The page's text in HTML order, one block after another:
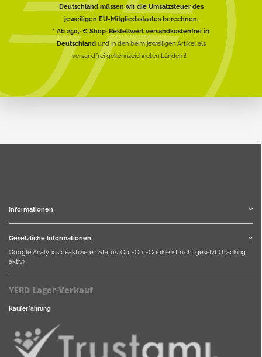
Deutschland müssen wir die Umsatzsteuer des
jeweiligen EU-Mitgliedsstaates berechnen.
* Ab 250,-€ Shop-Bestellwert versandkostenfrei in
Deutschlandund in den beim jeweiligen Artikel als
versandfrei gekennzeichneten Ländern!
Informationen
Gesetzliche Informationen
Google Analytics deaktivieren Status: Opt-Out-Cookie ist nicht gesetzt (Tracking
aktiv)
YERD Lager-Verkauf
Kauferfahrung: